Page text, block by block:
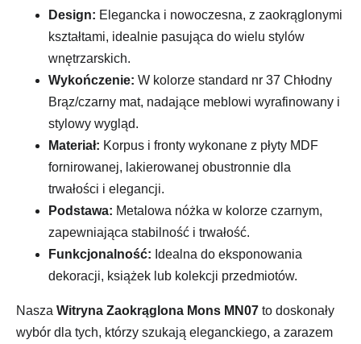
Design: Elegancka i nowoczesna, z zaokrąglonymi
kształtami, idealnie pasująca do wielu stylów
wnętrzarskich.
Wykończenie: W kolorze standard nr 37 Chłodny
Brąz/czarny mat, nadające meblowi wyrafinowany i
stylowy wygląd.
Materiał: Korpus i fronty wykonane z płyty MDF
fornirowanej, lakierowanej obustronnie dla
trwałości i elegancji.
Podstawa: Metalowa nóżka w kolorze czarnym,
zapewniająca stabilność i trwałość.
Funkcjonalność: Idealna do eksponowania
dekoracji, książek lub kolekcji przedmiotów.
Nasza Witryna Zaokrąglona Mons MN07 to doskonały
wybór dla tych, którzy szukają eleganckiego, a zarazem